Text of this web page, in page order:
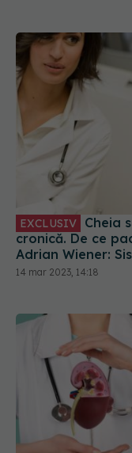
EXCLUSIV
cronică. De ce
Adrian Wiener:
tinerii
14 mar 2023, 14:18